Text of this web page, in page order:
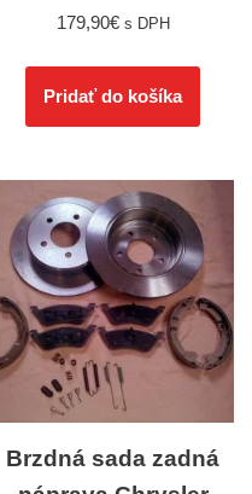
179,90€ s DPH
Pridať do košíka
Brzdná sada zadná